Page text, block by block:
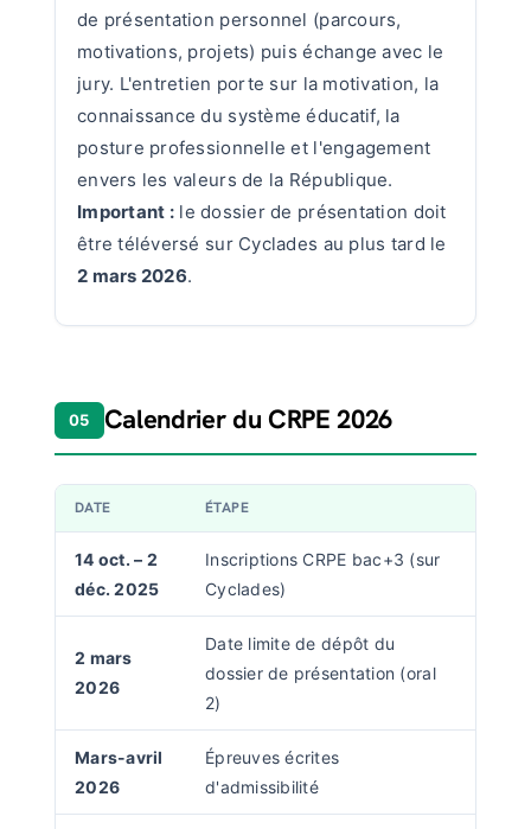
de présentation personnel (parcours,
motivations, projets) puis échange avec le
jury. L'entretien porte sur la motivation, la
connaissance du système éducatif, la
posture professionnelle et l'engagement
envers les valeurs de la République.
Important :le dossier de présentation doit
être téléversé sur Cyclades au plus tard le
2 mars 2026.
05 Calendrier du CRPE 2026
DATE ÉTAPE
14 oct. – 2
déc. 2025
Inscriptions CRPE bac+3 (sur
Cyclades)
2 mars
2026
Date limite de dépôt du
dossier de présentation (oral
2)
Mars-avril
2026
Épreuves écrites
d'admissibilité